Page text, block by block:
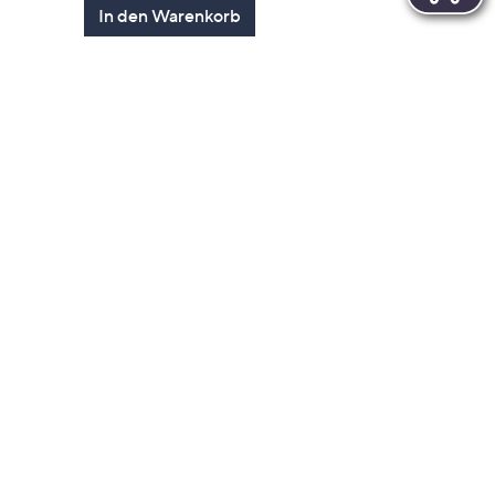
In den Warenkorb